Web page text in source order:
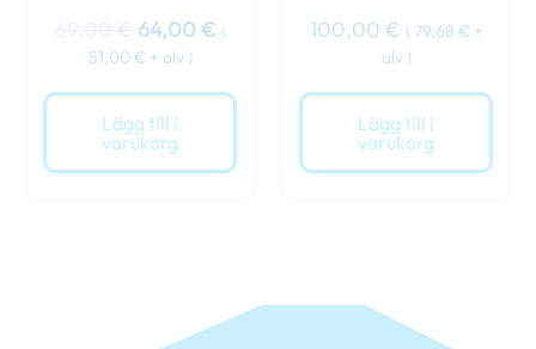
64,00 € (
51,00€ + alv )
Lägg till i
varukorg
100,00 € ( 79,68 € +
alv )
Lägg till i
varukorg